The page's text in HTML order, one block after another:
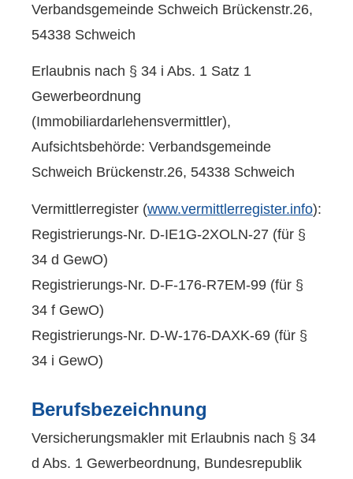
Verbandsgemeinde Schweich Brückenstr.26,
54338 Schweich
Erlaubnis nach § 34 i Abs. 1 Satz 1
Gewerbeordnung
(Immobiliardarlehensvermittler),
Aufsichtsbehörde: Verbandsgemeinde
Schweich Brückenstr.26, 54338 Schweich
Vermittlerregister (www.vermittlerregister.info):
Registrierungs-Nr. D-IE1G-2XOLN-27 (für §
34 d GewO)
Registrierungs-Nr. D-F-176-R7EM-99 (für §
34 f GewO)
Registrierungs-Nr. D-W-176-DAXK-69 (für §
34 i GewO)
Berufsbezeichnung
Ver­sicherungs­makler mit Erlaubnis nach § 34
d Abs. 1 Gewerbeordnung, Bundesrepublik